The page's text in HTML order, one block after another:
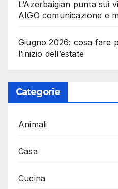
L’Azerbaigian punta sui
AIGO comunicazione e
Giugno 2026: cosa fare
l’inizio dell’estate
Categorie
Animali
Casa
Cucina